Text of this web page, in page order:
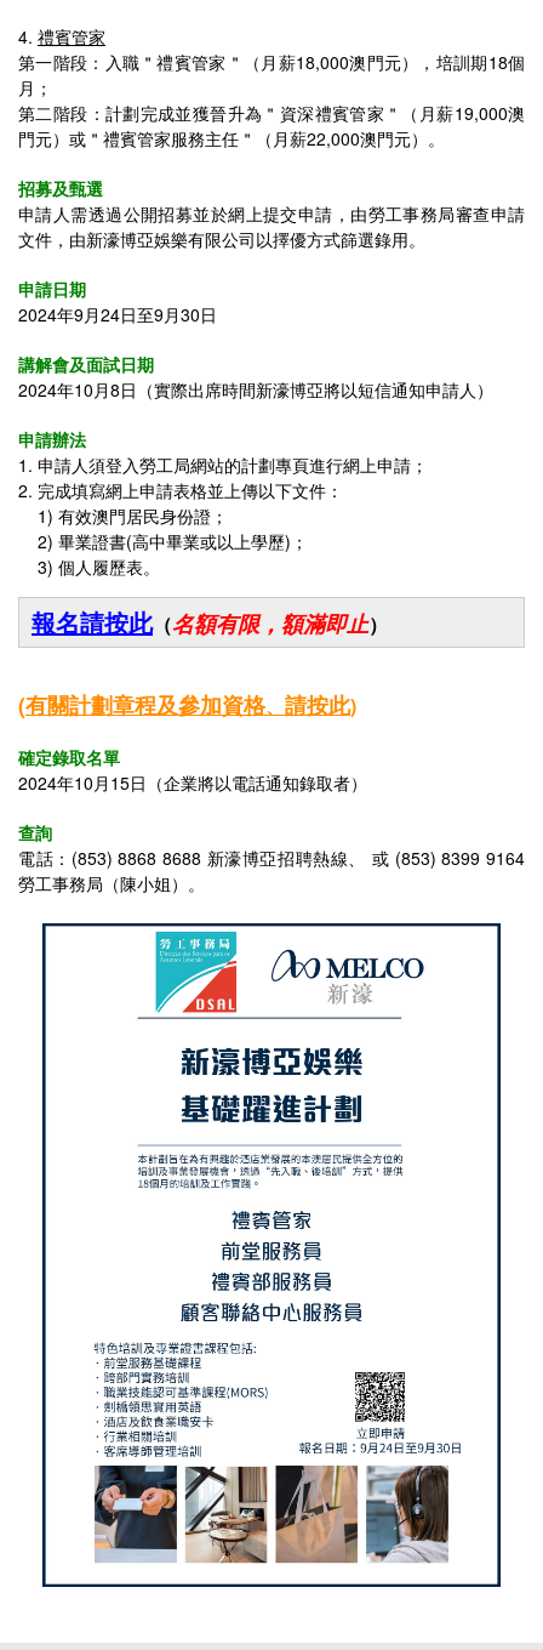
4. 禮賓管家
第一階段：入職＂禮賓管家 ＂（月薪18,000澳門元），培訓期18個
月；
第二階段：計劃完成並獲晉升為＂ 資深禮賓管家 ＂（月薪19,000澳
門元） 或＂禮賓管家服務主任＂ （月薪22,000澳門元） 。
招募及甄選
申請人需透過公開招募並於網上提交申請，由勞工事務局審查申請
文件，由新濠博亞娛樂有限公司以擇優方式篩選錄用。
申請日期
2024年9月24日至9月30日
講解會及面試日期
2024年10月8日（實際出席時間新濠博亞將以短信通知申請人）
申請辦法
1. 申請人須登入勞工局網站的計劃專頁進行網上申請；
2. 完成填寫網上申請表格並上傳以下文件：
1) 有效澳門居民身份證；
2) 畢業證書(高中畢業或以上學歷)；
3) 個人履歷表。
報名請按此（名額有限，額滿即止）
(有關計劃章程及參加資格、 請按此)
確定錄取名單
2024年10月15日（企業將以電話通知錄取者）
查詢
電話：(853)8868 8688 新濠博亞招聘熱線、 或 (853) 8399 9164
勞工事務局（陳小姐）。